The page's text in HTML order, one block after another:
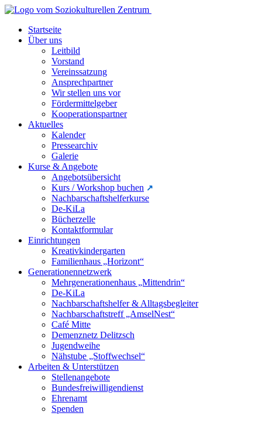
Startseite
Über uns
Leitbild
Vorstand
Vereinssatzung
Ansprechpartner
Wir stellen uns vor
Fördermittelgeber
Kooperationspartner
Aktuelles
Kalender
Pressearchiv
Galerie
Kurse & Angebote
Angebotsübersicht
Kurs / Workshop buchen
Nachbarschaftshelferkurse
De-KiLa
Bücherzelle
Kontaktformular
Einrichtungen
Kreativkindergarten
Familienhaus „Horizont“
Generationennetzwerk
Mehrgenerationenhaus „Mittendrin“
De-KiLa
Nachbarschaftshelfer & Alltagsbegleiter
Nachbarschaftstreff „AmselNest“
Café Mitte
Demenznetz Delitzsch
Jugendweihe
Nähstube „Stoffwechsel“
Arbeiten & Unterstützen
Stellenangebote
Bundesfreiwilligendienst
Ehrenamt
Spenden